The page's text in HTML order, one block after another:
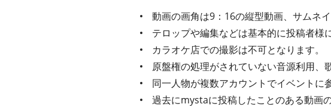
動画の画角は9：16の縦型動画、サムネ
テロップや編集などは基本的に投稿者様
カラオケ店での撮影は不可となります。
原盤権の処理がされていない音源利用、
同一人物が複数アカウントでイベント
過去にmystaに投稿したことのある動画